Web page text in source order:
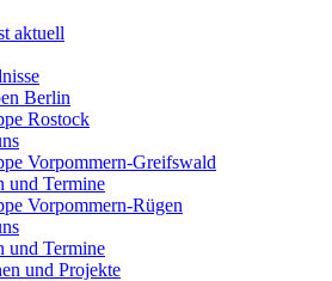
aktuell
Berlin
Rostock
Vorpommern-Greifswald
und Termine
Vorpommern-Rügen
und Termine
und Projekte